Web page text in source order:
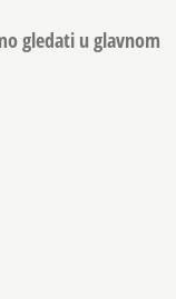
gledati u glavnom